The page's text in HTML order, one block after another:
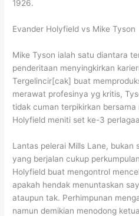
1926.
Evander Holyfield vs Mike Tyson
Mike Tyson ialah satu diantara
penderitaan menyingkirkan
Tergelincir[cak] buat
merawat profesinya yg kritis,
tidak cuman terpikirkan
Holyfield meniti set ke-3
Lantas pelerai Mills Lane, bukan
yang berjalan cukup
Holyfield buat mengontrol
apakah hendak menuntaskan
ataupun tak. Perhimpunan
namun demikian menodong